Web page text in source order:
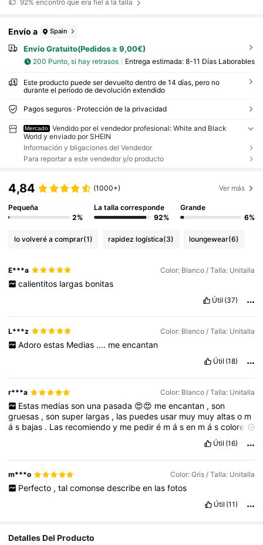
92% encontró que era fiel a la talla
Envío a Spain
Envío Gratuito(Pedidos ≥ 9,00€)
200 Punto, si hay retrasos Entrega estimada: 8-11 Días Laborables
Este producto puede ser devuelto dentro de 14 días, pero no
durante el período de devolución extendido
Pagos seguros · Protección de la privacidad
Mercado
Vendido por el vendedor profesional: White and Black
World y enviado por SHEIN
Información y bligaciones del Vendedor
Para reportar a este vendedor y/o producto
4,84 (1000+) Ver más
Pequeña
2%
La talla corresponde
92%
Grande
6%
lo volveré a comprar(1) rapidez logística(3) loungewear(6)
E***a Color: Blanco / Talla: Unitalla
calientitos largas bonitas
Útil (37)
L***z Color: Blanco / Talla: Unitalla
Adoro estas Medias .... me encantan
Útil (18)
r***a Color: Blanco / Talla: Unitalla
Estas medias son una pasada 😍😍 me encantan , son
gruesas ,sonsuper largas , las puedes usar muy muyaltaso m
ás bajas . Las recomiendoy me pediré másen máscolores
Útil (16)
m***o Color: Gris / Talla: Unitalla
Perfecto , tal comonse describe en las fotos
Útil (11)
Detalles Del Producto